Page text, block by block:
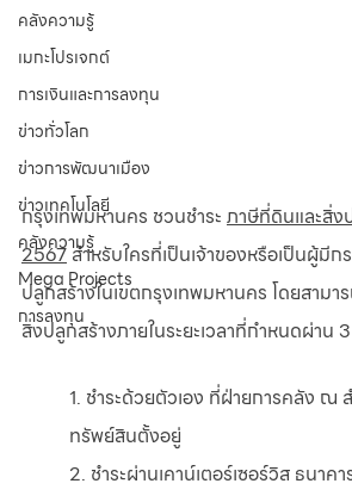
คลังความรู้
เมกะโปรเจกต์
การเงินและการลงทุน
ข่าวทั่วโลก
ข่าวการพัฒนาเมือง
ข่าวเทคโนโลยี
คลังความรู้
Mega Projects
การลงทุน
กรุงเทพมหานคร ชวนชำระ ภาษีที่ดินและสิ่ง
2567 สำหรับใครที่เป็นเจ้าของหรือเป็นผู้มี
ปลูกสร้างในเขตกรุงเทพมหานคร โดยสามา
สิ่งปลูกสร้างภายในระยะเวลาที่กำหนดผ่าน
1. ชำระด้วยตัวเอง ที่ฝ่ายการคลัง ณ
ทรัพย์สินตั้งอยู่
2. ชำระผ่านเคาน์เตอร์เซอร์วิส ธนาค